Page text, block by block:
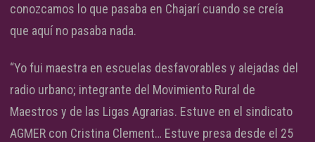
conozcamos lo que pasaba en Chajarí cuando se creía
que aquí no pasaba nada.
“Yo fui maestra en escuelas desfavorables y alejadas del
radio urbano; integrante del Movimiento Rural de
Maestros y de las Ligas Agrarias. Estuve en el sindicato
AGMER con Cristina Clement… Estuve presa desde el 25